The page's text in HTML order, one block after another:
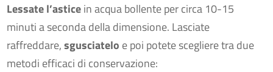
Lessate l’asticein acqua bollente per circa 10-15
minuti a seconda della dimensione. Lasciate
raffreddare,sgusciatelo e poi potete scegliere tra due
metodi efficaci di conservazione: